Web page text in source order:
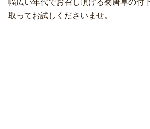
幅広い年代でお召し頂ける菊唐草の付
取ってお試しくださいませ。